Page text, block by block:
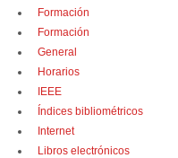
Formación
Formación
General
Horarios
IEEE
Índices bibliométricos
Internet
Libros electrónicos